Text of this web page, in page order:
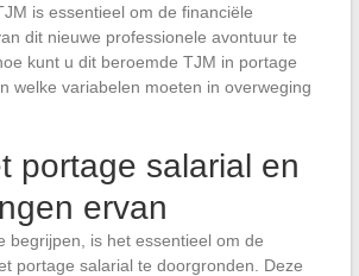
is essentieel om de financiële
dit nieuwe professionele avontuur te
kunt u dit beroemde TJM in portage
welke variabelen moeten in overweging
portage salarial en
ervan
begrijpen, is het essentieel om de
portage salarial te doorgronden. Deze